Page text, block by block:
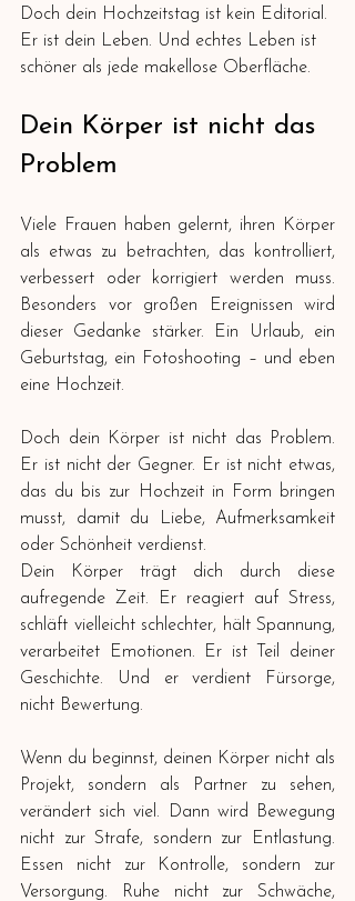
Doch dein Hochzeitstag ist kein Editorial.
Er ist dein Leben. Und echtes Leben ist
schöner als jede makellose Oberfläche.
Dein Körper ist nicht das
Problem
Viele Frauen haben gelernt, ihren Körper
als etwas zu betrachten, das kontrolliert,
verbessert oder korrigiert werden muss.
Besonders vor großen Ereignissen wird
dieser Gedanke stärker. Ein Urlaub, ein
Geburtstag, ein Fotoshooting – und eben
eine Hochzeit.
Doch dein Körper ist nicht das Problem.
Er ist nicht der Gegner. Er ist nicht etwas,
das du bis zur Hochzeit in Form bringen
musst, damit du Liebe, Aufmerksamkeit
oder Schönheit verdienst.
Dein Körper trägt dich durch diese
aufregende Zeit. Er reagiert auf Stress,
schläft vielleicht schlechter, hält Spannung,
verarbeitet Emotionen. Er ist Teil deiner
Geschichte. Und er verdient Fürsorge,
nicht Bewertung.
Wenn du beginnst, deinen Körper nicht als
Projekt, sondern als Partner zu sehen,
verändert sich viel. Dann wird Bewegung
nicht zur Strafe, sondern zur Entlastung.
Essen nicht zur Kontrolle, sondern zur
Versorgung. Ruhe nicht zur Schwäche,